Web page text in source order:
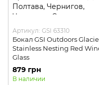
Туристические
Артикул: GSI 63310
Бокал GSI Outdoors
Stainless Nesting Red
Glass
879 грн
В наличии